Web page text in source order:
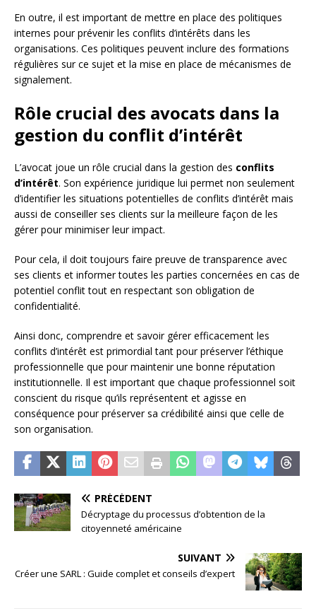
En outre, il est important de mettre en place des politiques
internes pour prévenir les conflits d’intérêts dans les
organisations. Ces politiques peuvent inclure des formations
régulières sur ce sujet et la mise en place de mécanismes de
signalement.
Rôle crucial des avocats dans la
gestion du conflit d’intérêt
L’avocat joue un rôle crucial dans la gestion des conflits
d’intérêt. Son expérience juridique lui permet non seulement
d’identifier les situations potentielles de conflits d’intérêt mais
aussi de conseiller ses clients sur la meilleure façon de les
gérer pour minimiser leur impact.
Pour cela, il doit toujours faire preuve de transparence avec
ses clients et informer toutes les parties concernées en cas de
potentiel conflit tout en respectant son obligation de
confidentialité.
Ainsi donc, comprendre et savoir gérer efficacement les
conflits d’intérêt est primordial tant pour préserver l’éthique
professionnelle que pour maintenir une bonne réputation
institutionnelle. Il est important que chaque professionnel soit
conscient du risque qu’ils représentent et agisse en
conséquence pour préserver sa crédibilité ainsi que celle de
son organisation.
PRÉCÉDENT
Décryptage du processus d’obtention de la
citoyenneté américaine
SUIVANT
Créer une SARL : Guide complet et conseils d’expert